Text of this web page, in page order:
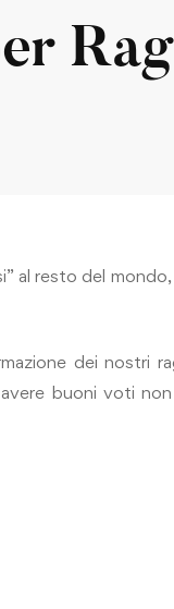
al resto del
dei
buoni voti